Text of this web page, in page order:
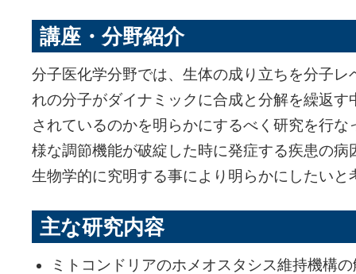
講座・分野紹介
分子医化学分野では、生体の成り立ちを分子レ
れの分子がダイナミックに合成と分解を繰返
されているのかを明らかにするべく研究を行
様な調節機能が破綻した時に発症する疾患の病
生物学的に究明する事により明らかにしたいと
主な研究内容
ミトコンドリアのホメオスタシス維持機構